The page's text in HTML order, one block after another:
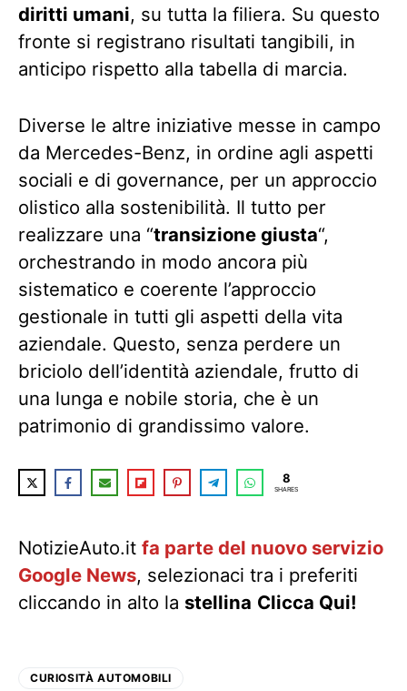
diritti umani, su tutta la filiera. Su questo
fronte si registrano risultati tangibili, in
anticipo rispetto alla tabella di marcia.
Diverse le altre iniziative messe in campo
da Mercedes-Benz, in ordine agli aspetti
sociali e di governance, per un approccio
olistico alla sostenibilità. Il tutto per
realizzare una “transizione giusta“,
orchestrando in modo ancora più
sistematico e coerente l’approccio
gestionale in tutti gli aspetti della vita
aziendale. Questo, senza perdere un
briciolo dell’identità aziendale, frutto di
una lunga e nobile storia, che è un
patrimonio di grandissimo valore.
8
SHARES
NotizieAuto.it fa parte del nuovo servizio
Google News, selezionaci tra i preferiti
cliccando in alto la stellina Clicca Qui!
CURIOSITÀ AUTOMOBILI